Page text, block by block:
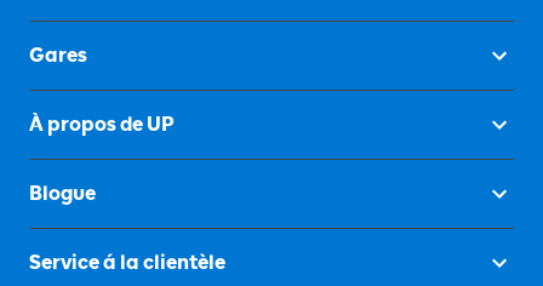
Gares
À propos de UP
Blogue
Service á la clientèle